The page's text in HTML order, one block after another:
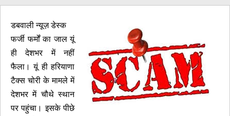
डबवाली न्यूज़ डेस्क
फर्जी फर्मों का जाल यूं
ही देशभर में नहीं
फैला। यूं ही हरियाणा
टैक्स चोरी के मामले में
देशभर में चौथे स्थान
पर पहुंचा। इसके पीछे